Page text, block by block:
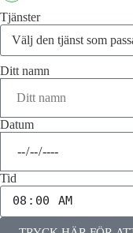
Tjänster
Ditt namn
Datum
Tid